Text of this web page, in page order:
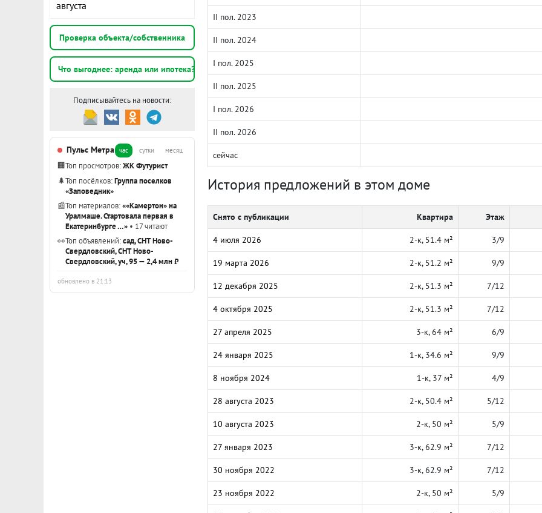
августа
Проверка объекта/собственника
Что выгоднее: аренда или ипотека?
Подписывайтесь на новости:
Пульс Метра час сутки месяц
🏢Топ просмотров:ЖК Футурист
🌲Топ посёлков:Группа поселков
«Заповедник»
📰Топ материалов:««Камертон» на
Уралмаше. Стартовала первая в
Екатеринбурге …» • 17 читают
👀Топ объявлений:сад, СНТ Ново-
Свердловский, СНТ Ново-
Свердловский, уч, 95 — 2,4 млн ₽
обновлено в 21:13
II пол. 2023
II пол. 2024
I пол. 2025
II пол. 2025
I пол. 2026
II пол. 2026
сейчас
История предложений в этом доме
Снято с публикации Квартира Этаж
4 июля 2026 2-к, 51.4 м² 3/9
19 марта 2026 2-к, 51.2 м² 9/9
12 декабря 2025 2-к, 51.3 м² 7/12
4 октября 2025 2-к, 51.3 м² 7/12
27 апреля 2025 3-к, 64 м² 6/9
24 января 2025 1-к, 34.6 м² 9/9
8 ноября 2024 1-к, 37 м² 4/9
28 августа 2023 2-к, 50.4 м² 5/12
10 августа 2023 2-к, 50 м² 5/9
27 января 2023 3-к, 62.9 м² 7/12
30 ноября 2022 3-к, 62.9 м² 7/12
23 ноября 2022 2-к, 50 м² 5/9